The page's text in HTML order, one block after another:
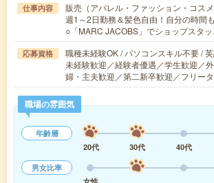
仕事内容
販売（アパレル・ファッション・コスメ
週1～2日勤務＆髪色自由！自分の時間
○「MARC JACOBS」でショップスタ
応募資格
職種未経験OK / パソコンスキル不要 /
未経験歓迎／経験者優遇／学生歓迎／
婦・主夫歓迎／第二新卒歓迎／フリー
職場の雰囲気
年齢層
20代
30代 40代
男女比率